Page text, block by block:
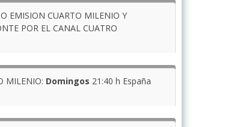
EMISION CUARTO MILENIO Y
POR EL CANAL CUATRO
MILENIO: Domingos 21:40 h España